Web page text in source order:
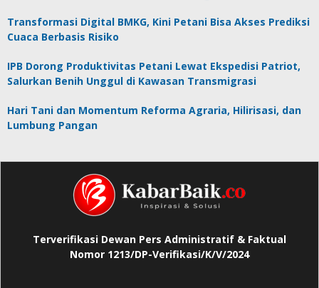
Transformasi Digital BMKG, Kini Petani Bisa Akses Prediksi
Cuaca Berbasis Risiko
IPB Dorong Produktivitas Petani Lewat Ekspedisi Patriot,
Salurkan Benih Unggul di Kawasan Transmigrasi
Hari Tani dan Momentum Reforma Agraria, Hilirisasi, dan
Lumbung Pangan
Terverifikasi Dewan Pers Administratif & Faktual
Nomor 1213/DP-Verifikasi/K/V/2024